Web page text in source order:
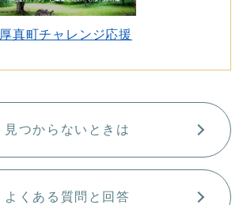
厚真町チャレンジ応援
見つからないときは
よくある質問と回答